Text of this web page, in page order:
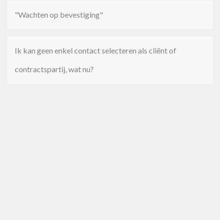
"Wachten op bevestiging"
Ik kan geen enkel contact selecteren als cliënt of
contractspartij, wat nu?